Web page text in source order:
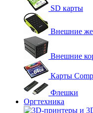
SD карты
Внешние
Внешние
Карты
Флешки
Оргтехника